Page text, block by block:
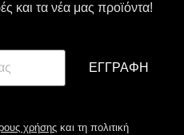
και τα νέα μας προϊόντα!
ΕΓΓΡΑΦΉ
χρήσηςκαι τη πολιτική